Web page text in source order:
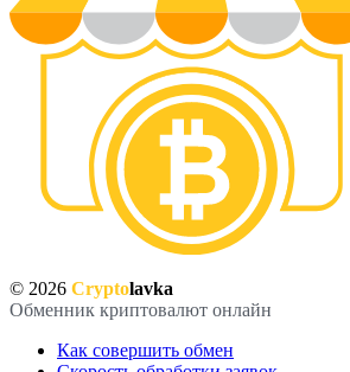
© 2026 Cryptolavka
Обменник криптовалют онлайн
Как совершить обмен